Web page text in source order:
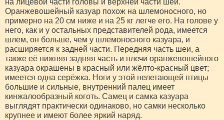
Оранжевошейный казуар похож на шлемоносного, но
примерно на 20 см ниже и на 25 кг легче его. На голове у
него, как и у остальных представителей рода, имеется
шлем, он больше, чем у шлемоносного казуара, и
расширяется к задней части. Передняя часть шеи, а
также её нижняя задняя часть и плечи оранжевошейного
казуара окрашены в красный или жёлто-красный цвет;
имеется одна серёжка. Ноги у этой нелетающей птицы
большие и сильные, внутренний палец имеет
кинжалообразный коготь. Самец и самка казуара
выглядят практически одинаково, но самки несколько
крупнее и имеют более яркий наряд.